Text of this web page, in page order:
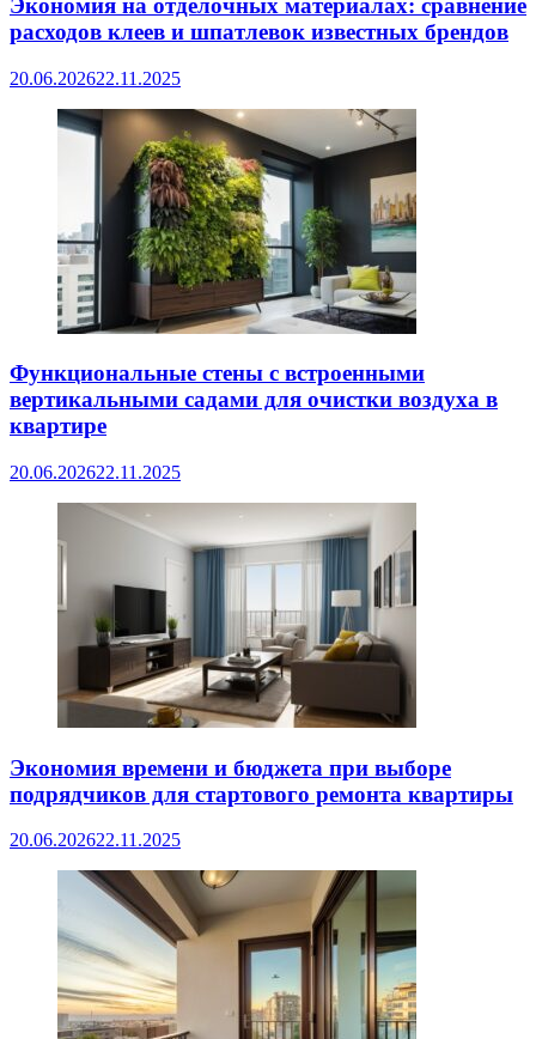
Экономия на отделочных материалах: сравнение
расходов клеев и шпатлевок известных брендов
20.06.202622.11.2025
Функциональные стены с встроенными
вертикальными садами для очистки воздуха в
квартире
20.06.202622.11.2025
Экономия времени и бюджета при выборе
подрядчиков для стартового ремонта квартиры
20.06.202622.11.2025